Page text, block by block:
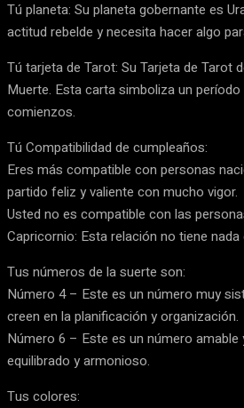
Tú planeta: Su planeta gobernante es
actitud rebelde y necesita hacer algo
Tú tarjeta de Tarot: Su Tarjeta de Tarot
Muerte. Esta carta simboliza un
comienzos.
Tú Compatibilidad de cumpleaños:
Eres más compatible con personas
partido feliz y valiente con mucho vigor.
Usted no es compatible con las
Capricornio: Esta relación no tiene nada
Tus números de la suerte son:
Número 4 – Este es un número muy
creen en la planificación y organización.
Número 6 – Este es un número amable
equilibrado y armonioso.
Tus colores: